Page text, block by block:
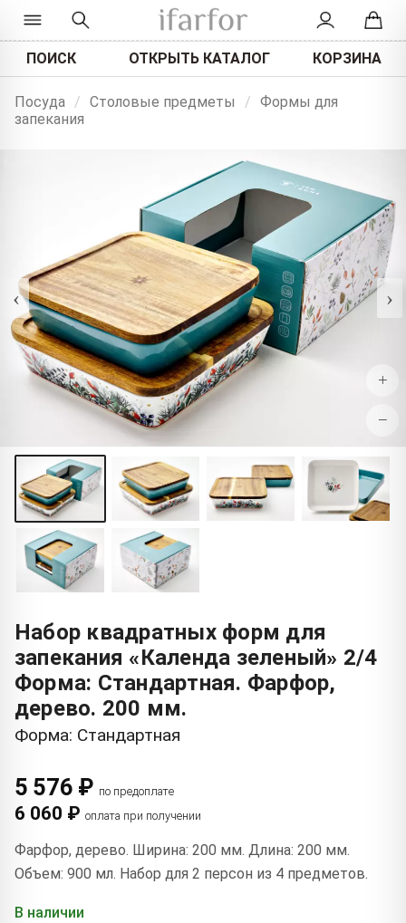
ПОИСК ОТКРЫТЬ КАТАЛОГ КОРЗИНА
Посуда / Столовые предметы / Формы для
запекания
‹ ›
+
−
Набор квадратных форм для
запекания «Календа зеленый» 2/4
Форма: Стандартная. Фарфор,
дерево. 200 мм.
Форма: Стандартная
5 576 ₽ по предоплате
6 060 ₽ оплата при получении
Фарфор, дерево. Ширина: 200 мм. Длина: 200 мм.
Объем: 900 мл. Набор для 2 персон из 4 предметов.
В наличии